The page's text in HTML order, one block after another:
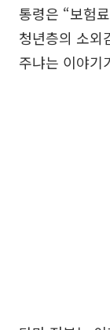
통령은 “보험
청년층의 소외
주냐는 이야기